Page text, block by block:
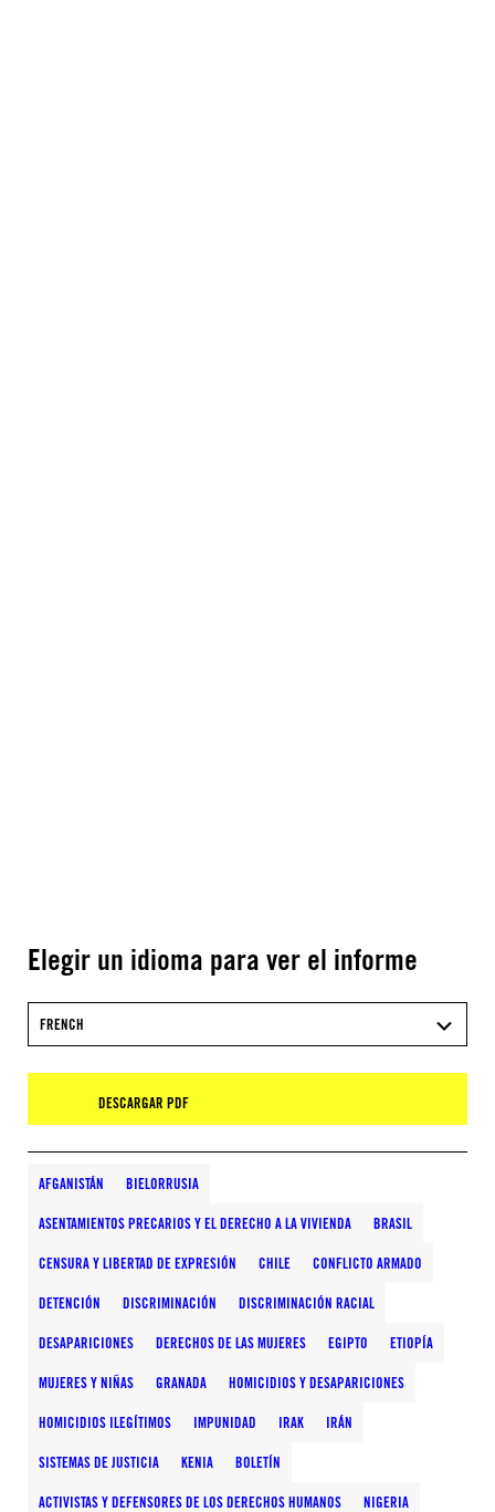
Elegir un idioma para ver el informe
FRENCH
DESCARGAR PDF
AFGANISTÁN BIELORRUSIA
ASENTAMIENTOS PRECARIOS Y EL DERECHO A LA VIVIENDA BRASIL
CENSURA Y LIBERTAD DE EXPRESIÓN CHILE CONFLICTO ARMADO
DETENCIÓN DISCRIMINACIÓN DISCRIMINACIÓN RACIAL
DESAPARICIONES DERECHOS DE LAS MUJERES EGIPTO ETIOPÍA
MUJERES Y NIÑAS GRANADA HOMICIDIOS Y DESAPARICIONES
HOMICIDIOS ILEGÍTIMOS IMPUNIDAD IRAK IRÁN
SISTEMAS DE JUSTICIA KENIA BOLETÍN
ACTIVISTAS Y DEFENSORES DE LOS DERECHOS HUMANOS NIGERIA